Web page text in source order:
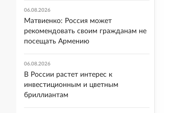
06.08.2026
Матвиенко: Россия может
рекомендовать своим гражданам не
посещать Армению
06.08.2026
В России растет интерес к
инвестиционным и цветным
бриллиантам